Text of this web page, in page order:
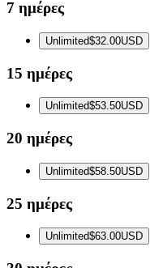
7 ημέρες
Unlimited$32.00USD
15 ημέρες
Unlimited$53.50USD
20 ημέρες
Unlimited$58.50USD
25 ημέρες
Unlimited$63.00USD